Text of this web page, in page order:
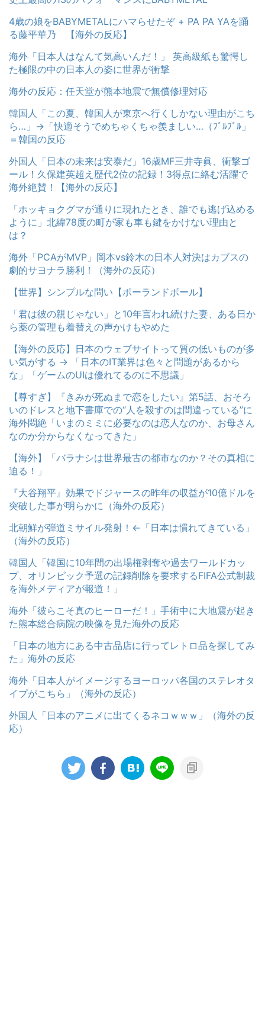
4歳の娘をBABYMETALにハマらせたぞ + PA PA YAを踊
る藤平華乃 【海外の反応】
海外「日本人はなんて気高いんだ！」 英高級紙も驚愕し
た極限の中の日本人の姿に世界が衝撃
海外の反応：任天堂が熊本地震で無償修理対応
韓国人「この夏、韓国人が東京へ行くしかない理由がこち
ら…」→「快適そうでめちゃくちゃ羨ましい…（ﾌﾞﾙﾌﾞﾙ」
＝韓国の反応
外国人「日本の未来は安泰だ」16歳MF三井寺眞、衝撃ゴ
ール！久保建英超え歴代2位の記録！3得点に絡む活躍で
海外絶賛！【海外の反応】
「ホッキョクグマが通りに現れたとき、誰でも逃げ込める
ように」北緯78度の町が家も車も鍵をかけない理由と
は？
海外「PCAがMVP」岡本vs鈴木の日本人対決はカブスの
劇的サヨナラ勝利！（海外の反応）
【世界】シンプルな問い【ポーランドボール】
「君は彼の親じゃない」と10年言われ続けた妻、ある日か
ら薬の管理も着替えの声かけもやめた
【海外の反応】日本のウェブサイトって質の低いものが多
い気がする → 「日本のIT業界は色々と問題があるから
な」「ゲームのUIは優れてるのに不思議」
【尊すぎ】『きみが死ぬまで恋をしたい』第5話、おそろ
いのドレスと地下書庫での“人を殺すのは間違っている”に
海外悶絶「いまのミミに必要なのは恋人なのか、お母さん
なのか分からなくなってきた」
【海外】「バラナシは世界最古の都市なのか？その真相に
迫る！」
『大谷翔平』効果でドジャースの昨年の収益が10億ドルを
突破した事が明らかに（海外の反応）
北朝鮮が弾道ミサイル発射！←「日本は慣れてきている」
（海外の反応）
韓国人「韓国に10年間の出場権剥奪や過去ワールドカッ
プ、オリンピック予選の記録削除を要求するFIFA公式制裁
を海外メディアが報道！」
海外「彼らこそ真のヒーローだ！」手術中に大地震が起き
た熊本総合病院の映像を見た海外の反応
「日本の地方にある中古品店に行ってレトロ品を探してみ
た」海外の反応
海外「日本人がイメージするヨーロッパ各国のステレオタ
イプがこちら」（海外の反応）
外国人「日本のアニメに出てくるネコｗｗｗ」（海外の反
応）